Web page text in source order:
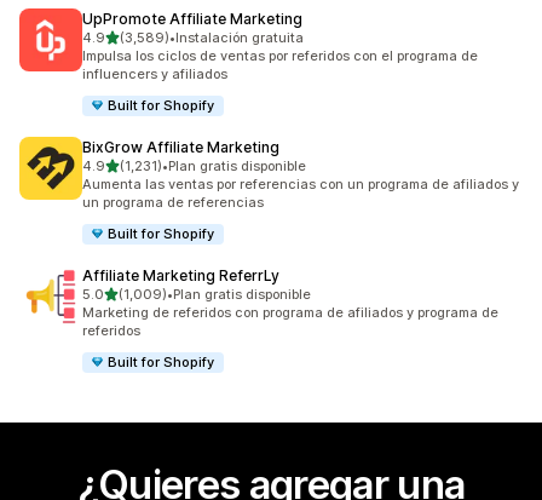
UpPromote Affiliate Marketing
4.9de 5 estrellas
(3,589)
3589 reseñas en total
•Instalación gratuita
Impulsa los ciclos de ventas por referidos con el programa de
influencers y afiliados
Built for Shopify
BixGrow Affiliate Marketing
4.9de 5 estrellas
(1,231)
1231 reseñas en total
•Plan gratis disponible
Aumenta las ventas por referencias con un programa de afiliados y
un programa de referencias
Built for Shopify
Affiliate Marketing ReferrLy
5.0de 5 estrellas
(1,009)
1009 reseñas en total
•Plan gratis disponible
Marketing de referidos con programa de afiliados y programa de
referidos
Built for Shopify
¿Quieres agregar una